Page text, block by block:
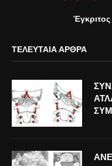
Έγκριτος
ΤΕΛΕΥΤΑΊΑ ΆΡΘΡΑ